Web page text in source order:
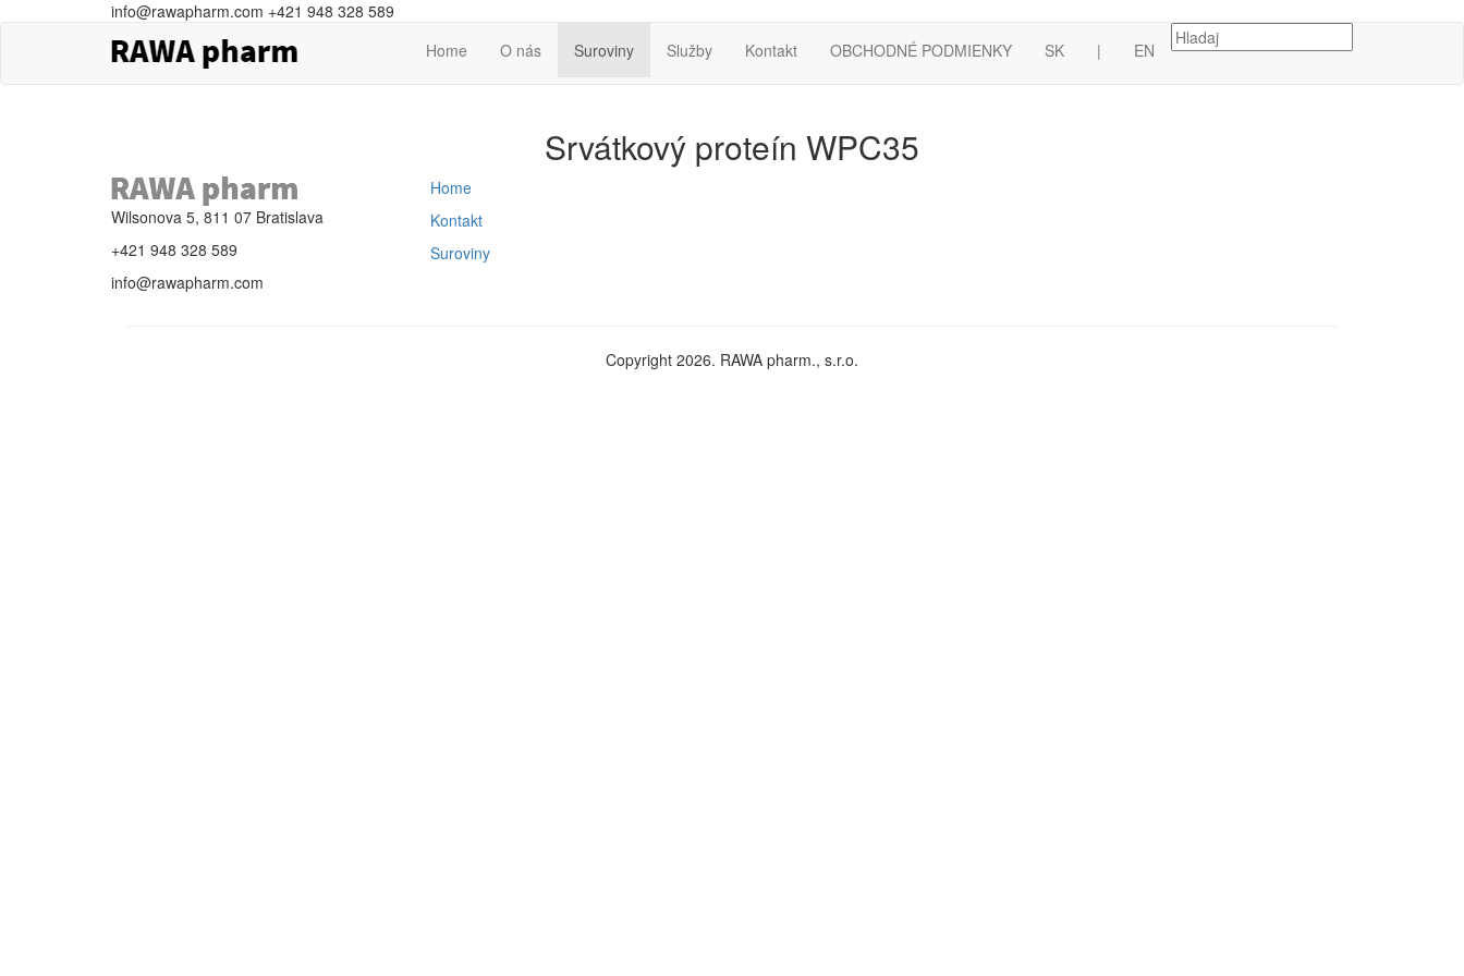
info@rawapharm.com +421 948 328 589
Home
O nás Suroviny Služby Kontakt OBCHODNÉ PODMIENKY SK | EN
Srvátkový proteín WPC35
Wilsonova 5, 811 07 Bratislava
+421 948 328 589
info@rawapharm.com
Home
Kontakt
Suroviny
Copyright 2026. RAWA pharm., s.r.o.